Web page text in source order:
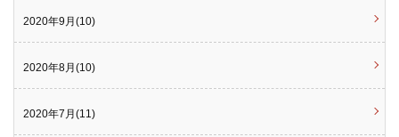
2020年9月(10)
2020年8月(10)
2020年7月(11)